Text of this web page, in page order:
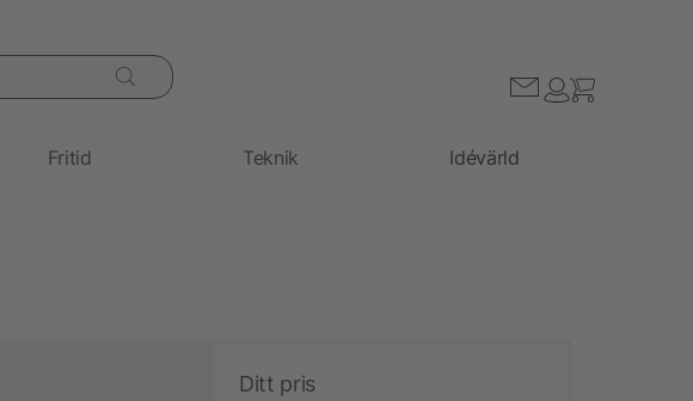
Fritid Teknik Idévärld
Ditt pris